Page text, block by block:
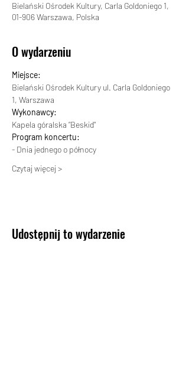
Bielański Ośrodek Kultury, Carla Goldoniego 1,
01-906 Warszawa, Polska
O wydarzeniu
Miejsce:
Bielański Ośrodek Kultury ul. Carla Goldoniego
1, Warszawa
Wykonawcy:
Kapela góralska “Beskid"
Program koncertu:
- Dnia jednego o północy
Czytaj więcej >
Udostępnij to wydarzenie